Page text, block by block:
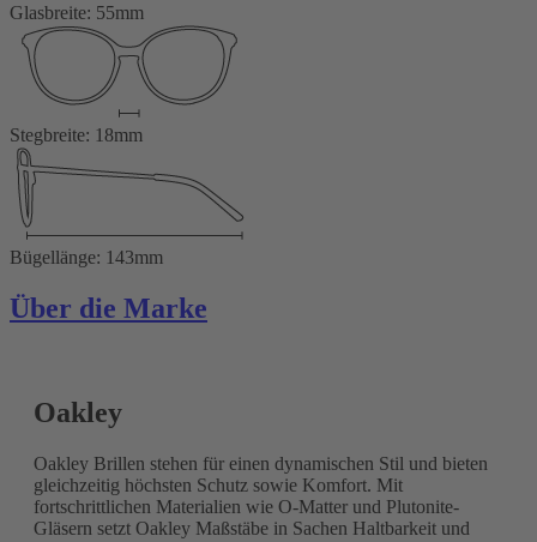
Glasbreite: 55mm
Stegbreite: 18mm
Bügellänge: 143mm
Über die Marke
Oakley
Oakley Brillen stehen für einen dynamischen Stil und bieten
gleichzeitig höchsten Schutz sowie Komfort. Mit
fortschrittlichen Materialien wie O-Matter und Plutonite-
Gläsern setzt Oakley Maßstäbe in Sachen Haltbarkeit und